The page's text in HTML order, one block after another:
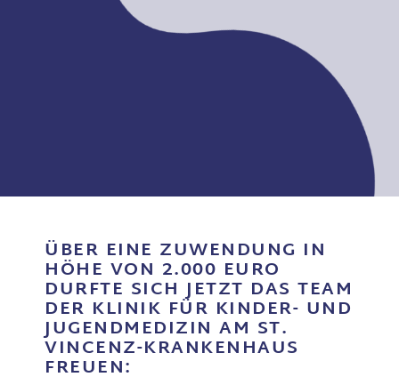
ÜBER EINE ZUWENDUNG IN
HÖHE VON 2.000 EURO
DURFTE SICH JETZT DAS TEAM
DER KLINIK FÜR KINDER- UND
JUGENDMEDIZIN AM ST.
VINCENZ-KRANKENHAUS
FREUEN: